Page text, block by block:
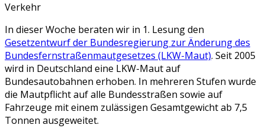
Verkehr
In dieser Woche beraten wir in 1. Lesung den
Gesetzentwurf der Bundesregierung zur Änderung des
Bundesfernstraßenmautgesetzes (LKW-Maut). Seit 2005
wird in Deutschland eine LKW-Maut auf
Bundesautobahnen erhoben. In mehreren Stufen wurde
die Mautpflicht auf alle Bundesstraßen sowie auf
Fahrzeuge mit einem zulässigen Gesamtgewicht ab 7,5
Tonnen ausgeweitet.